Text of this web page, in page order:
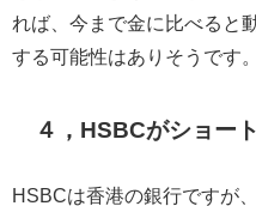
れば、今まで金に比べると
する可能性はありそうです。
４，HSBCがショー
HSBCは香港の銀行ですが